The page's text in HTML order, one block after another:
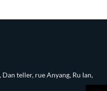
teller, rue Anyang, Ru Ian,